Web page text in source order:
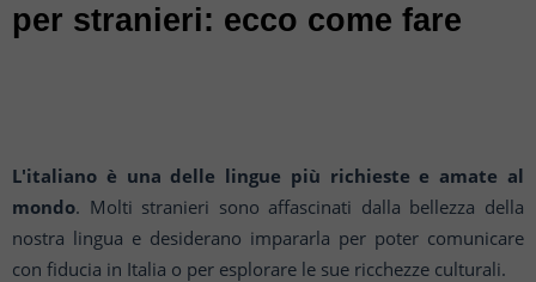
per stranieri: ecco come fare
L'italiano è una delle lingue più richieste e amate al
mondo. Molti stranieri sono affascinati dalla bellezza della
nostra lingua e desiderano impararla per poter comunicare
con fiducia in Italia o per esplorare le sue ricchezze culturali.